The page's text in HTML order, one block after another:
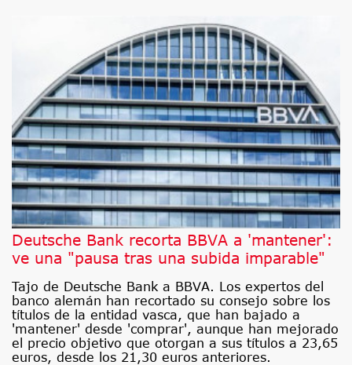
Deutsche Bank recorta BBVA a 'mantener':
ve una "pausa tras una subida imparable"
Tajo de Deutsche Bank a BBVA. Los expertos del
banco alemán han recortado su consejo sobre los
títulos de la entidad vasca, que han bajado a
'mantener' desde 'comprar', aunque han mejorado
el precio objetivo que otorgan a sus títulos a 23,65
euros, desde los 21,30 euros anteriores.